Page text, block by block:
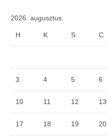
2026. augusztus
H K S C
3 4 5 6
10 11 12 13
17 18 19 20